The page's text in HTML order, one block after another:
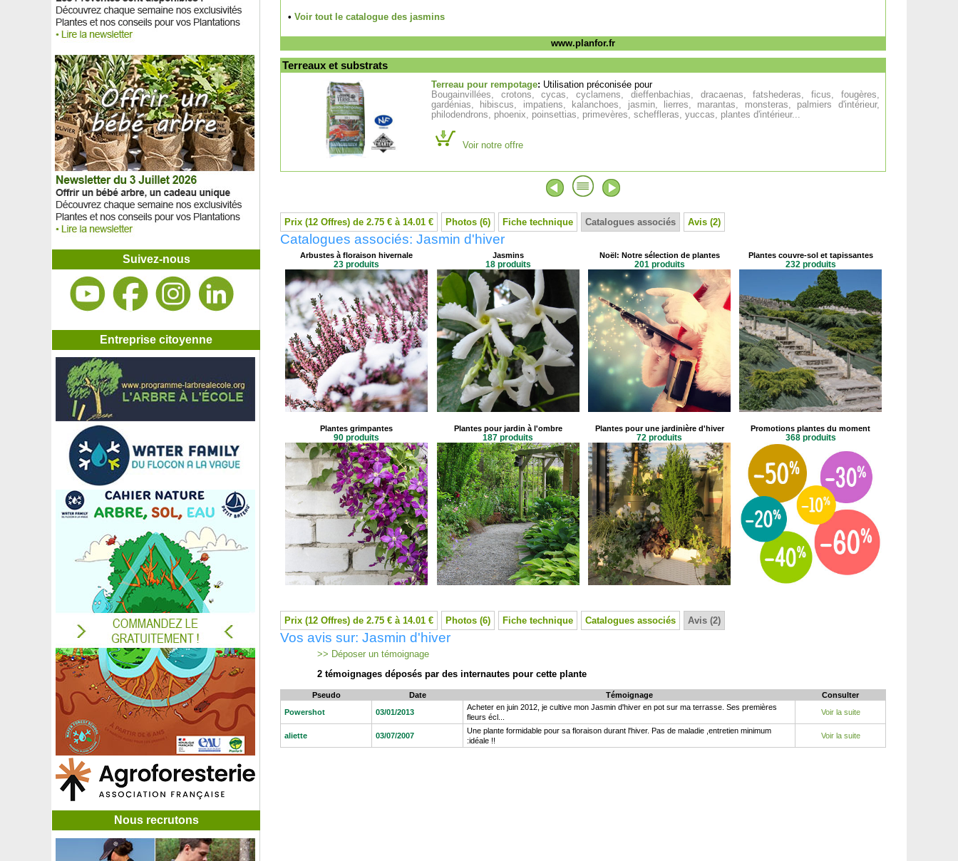
Laurier cerise 'Otto luyken'
Laurier des Iroquois
Laurier du Portugal
Laurier rose - Fleurs blanches
Laurier rose - Fleurs jaunes
Laurier rose - Fleurs roses
Laurier rose - Fleurs rouges
Laurier sauce
Laurier sauce Tige
Lavande Bicolore 'Madrid Purple'
Lavande Blanche
Lavande dentée
Lavande 'Grosso', Lavande de Grasse
Lavande papillon
Lavande Rose
Lavande vraie Tige
Lavatère 'Barnsley'
Lavatère 'Bredon Spring'
Lavatère 'Burgundy Wine'
Lavatère 'Ice Cool'
Lavatère 'Princesse de Ligne'
Leptospermum 'humifusum'
Leptospermum 'Silver Sheen'
Lespedeza de Thunberg
Lierre Bellecour
Lierre commun
Lierre commun 'Elegantissima'
Lierre commun 'Glacier'
Lierre commun 'Green ripple'
Lierre commun 'Mona Lisa'
Lierre de Colchide 'Dentata Var.'
Lilas commun blanc
Lilas commun bleu
Lilas commun rose foncé
Lilas d'été à feuillage noir - Blanc
Lilas d'été à feuillage noir - Rouge
Lilas d'été berlingot menthe
Lilas d'été blanc
Lilas d'été rose
Lilas d'été rose fuchsia
Lilas d'été rouge
Lilas d'été violet
Linaigrette
Lin de nouvelle Zélande 'Apricot Queen'
Lin de nouvelle Zélande 'Jester'
Lin de nouvelle Zélande panaché
Lin de Nouvelle Zélande pourpre
Lin de nouvelle Zélande 'Rainbow Queen'
Lis crapaud
Liseron blanc de Turquie
Liseron bleu de Mauritanie
Lomatie de Tasmanie
Suivez-nous
Entreprise citoyenne
Nous recrutons
• Voir tout le catalogue des jasmins
www.planfor.fr
Terreaux et substrats
Terreau pour rempotage: Utilisation préconisée pour
Bougainvillées, crotons, cycas, cyclamens, dieffenbachias, dracaenas, fatshederas, ficus, fougères,
gardénias, hibiscus, impatiens, kalanchoes, jasmin, lierres, marantas, monsteras, palmiers d'intérieur,
philodendrons, phoenix, poinsettias, primevères, scheffleras, yuccas, plantes d'intérieur...
Voir notre offre
Prix (12 Offres) de 2.75 € à 14.01 € Photos (6) Fiche technique Catalogues associés Avis (2)
Catalogues associés: Jasmin d'hiver
Arbustes à floraison hivernale
23 produits
Jasmins
18 produits
Noël: Notre sélection de plantes
201 produits
Plantes couvre-sol et tapissantes
232 produits
Plantes grimpantes
90 produits
Plantes pour jardin à l'ombre
187 produits
Plantes pour une jardinière d'hiver
72 produits
Promotions plantes du moment
368 produits
Prix (12 Offres) de 2.75 € à 14.01 € Photos (6) Fiche technique Catalogues associés Avis (2)
Vos avis sur: Jasmin d'hiver
>> Déposer un témoignage
2 témoignages déposés par des internautes pour cette plante
Pseudo Date Témoignage
Consulter
Powershot
03/01/2013
Acheter en juin 2012, je cultive mon Jasmin d'hiver en pot sur ma terrasse. Ses premières
fleurs écl...
Voir la suite
aliette 03/07/2007
Une plante formidable pour sa floraison durant l'hiver. Pas de maladie ,entretien minimum
:idéale !!
Voir la suite